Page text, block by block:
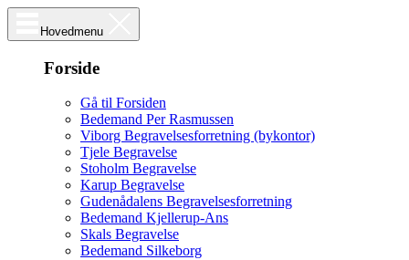
Hovedmenu
Forside
Gå til Forsiden
Bedemand Per Rasmussen
Viborg Begravelsesforretning (bykontor)
Tjele Begravelse
Stoholm Begravelse
Karup Begravelse
Gudenådalens Begravelsesforretning
Bedemand Kjellerup-Ans
Skals Begravelse
Bedemand Silkeborg